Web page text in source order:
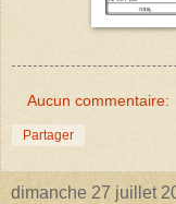
Aucun commentaire:
Partager
dimanche 27 juillet